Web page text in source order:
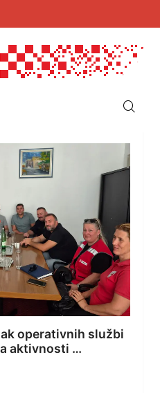
operativnih službi
aktivnosti …